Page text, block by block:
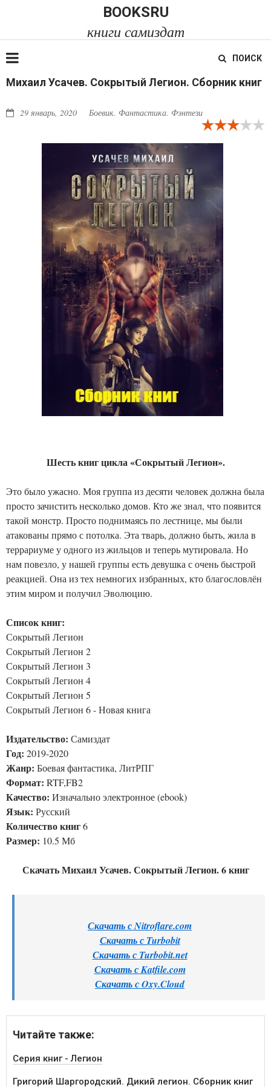
BOOKSRU
книги самиздат
ПОИСК
Михаил Усачев. Сокрытый Легион. Сборник книг
29 январь, 2020 Боевик. Фантастика. Фэнтези
Шесть книг цикла «Сокрытый Легион».
Это было ужасно. Моя группа из десяти человек должна была
просто зачистить несколько домов. Кто же знал, что появится
такой монстр. Просто поднимаясь по лестнице, мы были
атакованы прямо с потолка. Эта тварь, должно быть, жила в
террариуме у одного из жильцов и теперь мутировала. Но
нам повезло, у нашей группы есть девушка с очень быстрой
реакцией. Она из тех немногих избранных, кто благословлён
этим миром и получил Эволюцию.
Список книг:
Сокрытый Легион
Сокрытый Легион 2
Сокрытый Легион 3
Сокрытый Легион 4
Сокрытый Легион 5
Сокрытый Легион 6 - Новая книга
Издательство: Самиздат
Год: 2019-2020
Жанр: Боевая фантастика, ЛитРПГ
Формат: RTF,FB2
Качество: Изначально электронное (ebook)
Язык: Русский
Количество книг6
Размер: 10.5 Мб
Скачать Михаил Усачев. Сокрытый Легион. 6 книг
Скачать с Nitroflare.com
Скачать с Turbobit
Скачать с Turbobit.net
Скачать с Katfile.com
Скачать с Oxy.Cloud
Читайте также:
Серия книг - Легион
Григорий Шаргородский. Дикий легион. Сборник книг